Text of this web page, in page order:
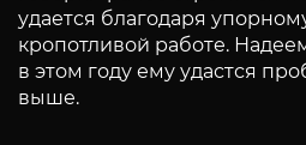
удается благодаря
кропотливой работе.
в этом году ему удастся
выше.